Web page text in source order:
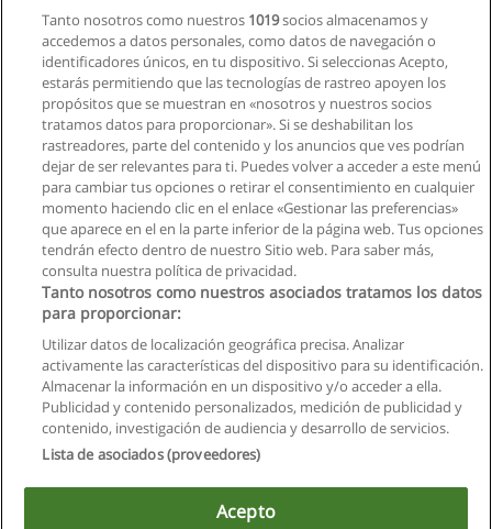
Privacidad de datos
Contactar con Educaedu
Copyright © Educaedu Business S.L. - CIF : B-95610580: -
Tanto nosotros como nuestros 1019socios almacenamos y
accedemos a datos personales, como datos de navegación o
identificadores únicos, en tu dispositivo. Si seleccionas Acepto,
estarás permitiendo que las tecnologías de rastreo apoyen los
propósitos que se muestran en «nosotros y nuestros socios
tratamos datos para proporcionar». Si se deshabilitan los
rastreadores, parte del contenido y los anuncios que ves podrían
dejar de ser relevantes para ti. Puedes volver a acceder a este menú
para cambiar tus opciones o retirar el consentimiento en cualquier
momento haciendo clic en el enlace «Gestionar las preferencias»
que aparece en el en la parte inferior de la página web. Tus opciones
tendrán efecto dentro de nuestro Sitio web. Para saber más,
consulta nuestra política de privacidad.
Tanto nosotros como nuestros asociados tratamos los datos
para proporcionar:
Utilizar datos de localización geográfica precisa. Analizar
activamente las características del dispositivo para su identificación.
Almacenar la información en un dispositivo y/o acceder a ella.
Publicidad y contenido personalizados, medición de publicidad y
contenido, investigación de audiencia y desarrollo de servicios.
Lista de asociados (proveedores)
Acepto